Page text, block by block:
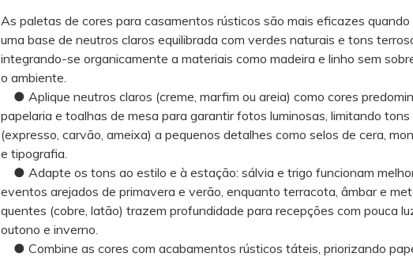
As paletas de cores para casamentos rústicos são mais eficazes quando
uma base de neutros claros equilibrada com verdes naturais e tons
integrando-se organicamente a materiais como madeira e linho sem
o ambiente.
● Aplique neutros claros (creme, marfim ou areia) como cores
papelaria e toalhas de mesa para garantir fotos luminosas, limitando
(expresso, carvão, ameixa) a pequenos detalhes como selos de cera,
e tipografia.
● Adapte os tons ao estilo e à estação: sálvia e trigo funcionam
eventos arejados de primavera e verão, enquanto terracota, âmbar e
quentes (cobre, latão) trazem profundidade para recepções com pouca
outono e inverno.
● Combine as cores com acabamentos rústicos táteis, priorizando